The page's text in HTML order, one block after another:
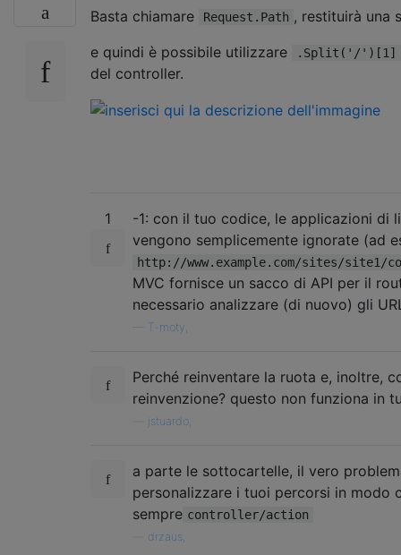
Basta chiamare
Request.Path , restituirà una
e quindi è possibile utilizzare
.Split('/')[1]
del controller.
1
-1: con il tuo codice, le applicazioni di
vengono semplicemente ignorate (ad
http://www.example.com/sites/site1/
MVC fornisce un sacco di API per il
necessario analizzare (di nuovo) gli
T-moty,
Perché reinventare la ruota e, inoltre,
reinvenzione? questo non funziona in
jstuardo,
a parte le sottocartelle, il vero
personalizzare i tuoi percorsi in modo
sempre controller/action
drzaus,